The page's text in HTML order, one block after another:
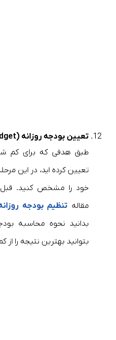
تعیین بودجه روزانه (Budget)
طبق هدفی که برای کم
تعیین کرده اید، در این
خود را مشخص کنید. قبل
مقاله تنظیم بودجه
بدانید نحوه محاسبه
بتوانید بهترین نتیجه را